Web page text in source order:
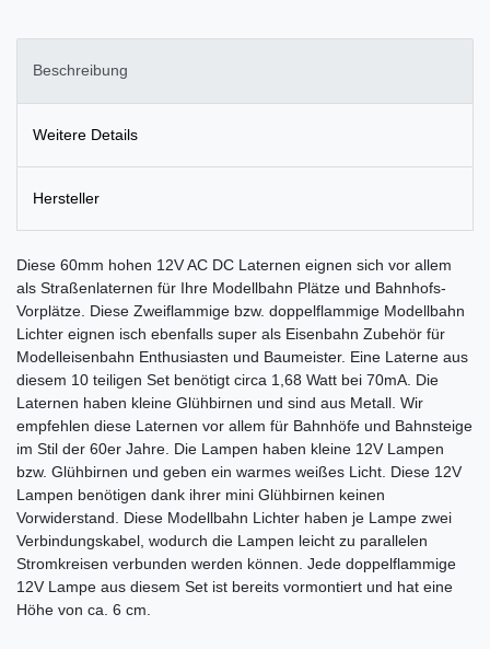
Beschreibung
Weitere Details
Hersteller
Diese 60mm hohen 12V AC DC Laternen eignen sich vor allem
als Straßenlaternen für Ihre Modellbahn Plätze und Bahnhofs-
Vorplätze. Diese Zweiflammige bzw. doppelflammige Modellbahn
Lichter eignen isch ebenfalls super als Eisenbahn Zubehör für
Modelleisenbahn Enthusiasten und Baumeister. Eine Laterne aus
diesem 10 teiligen Set benötigt circa 1,68 Watt bei 70mA. Die
Laternen haben kleine Glühbirnen und sind aus Metall. Wir
empfehlen diese Laternen vor allem für Bahnhöfe und Bahnsteige
im Stil der 60er Jahre. Die Lampen haben kleine 12V Lampen
bzw. Glühbirnen und geben ein warmes weißes Licht. Diese 12V
Lampen benötigen dank ihrer mini Glühbirnen keinen
Vorwiderstand. Diese Modellbahn Lichter haben je Lampe zwei
Verbindungskabel, wodurch die Lampen leicht zu parallelen
Stromkreisen verbunden werden können. Jede doppelflammige
12V Lampe aus diesem Set ist bereits vormontiert und hat eine
Höhe von ca. 6 cm.